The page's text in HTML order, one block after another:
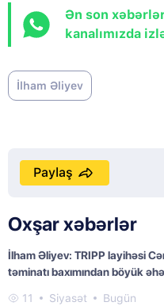
Ən son
kanalımızda
İlham Əliyev
Paylaş
Oxşar xəbərlər
İlham Əliyev: TRIPP layihəsi
təminatı baxımından böyük
11 Siyasət Bugün